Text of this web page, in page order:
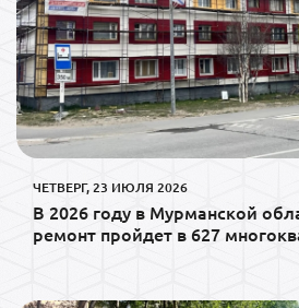
ЧЕТВЕРГ, 23 ИЮЛЯ 2026
В 2026 году в Мурманской
ремонт пройдет в 627